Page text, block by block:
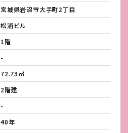
宮城県岩沼市大手町2丁目
松浦ビル
1階
-
72.73㎡
2階建
-
40年